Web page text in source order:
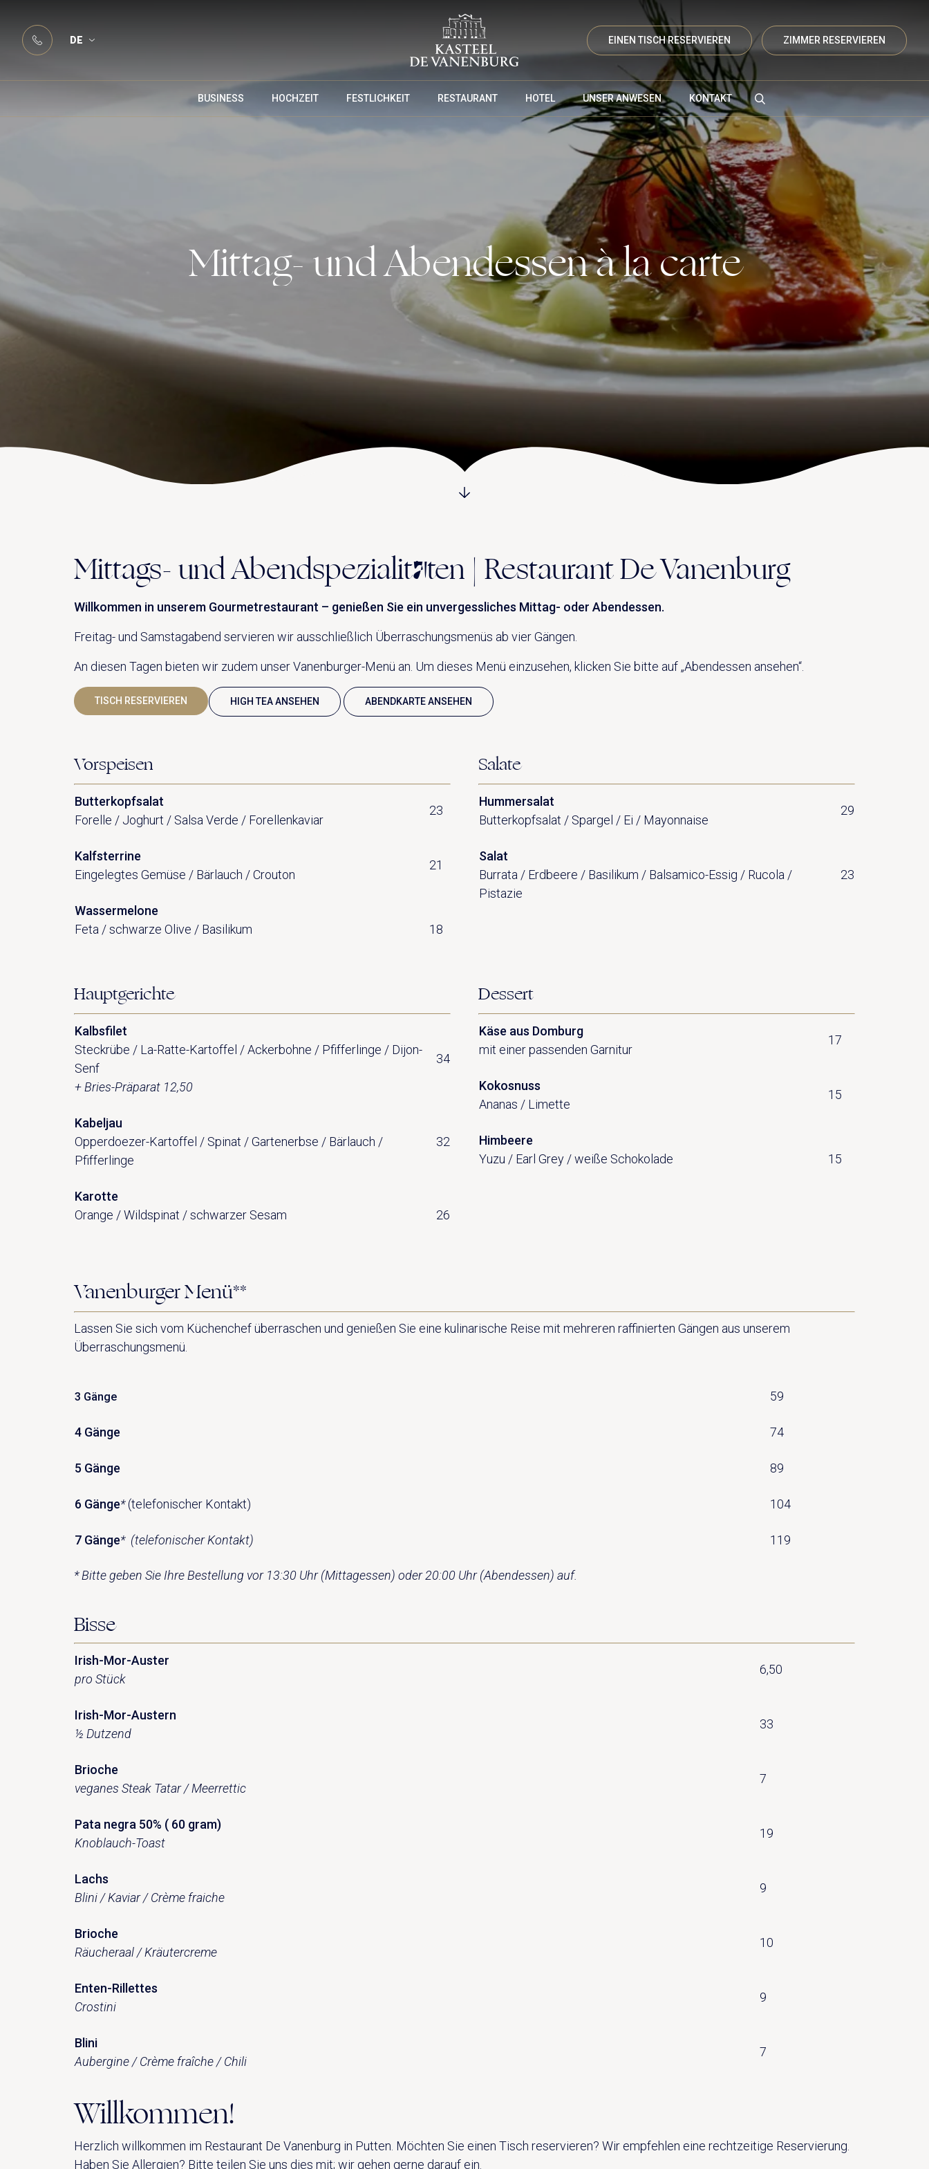
DE EINEN TISCH RESERVIEREN ZIMMER RESERVIEREN
BUSINESS HOCHZEIT FESTLICHKEIT RESTAURANT HOTEL UNSER ANWESEN KONTAKT
Vanenburgerallee 13
3882 RH Putten
Route plannen
info@vanenburg.nl
0341 375 454
Mittag- und Abendessen à la carte
Mittags- und Abendspezialitäten | Restaurant De Vanenburg
Willkommen in unserem Gourmetrestaurant – genießen Sie ein unvergessliches Mittag- oder Abendessen.
Freitag- und Samstagabend servieren wir ausschließlich Überraschungsmenüs ab vier Gängen.
An diesen Tagen bieten wir zudem unser Vanenburger-Menü an. Um dieses Menü einzusehen, klicken Sie bitte auf „Abendessen ansehen“.
TISCH RESERVIEREN HIGH TEA ANSEHEN ABENDKARTE ANSEHEN
Vorspeisen
Butterkopfsalat
Forelle / Joghurt / Salsa Verde / Forellenkaviar
23
Kalfsterrine
Eingelegtes Gemüse / Bärlauch / Crouton
21
Wassermelone
Feta / schwarze Olive / Basilikum
18
Salate
Hummersalat
Butterkopfsalat / Spargel / Ei / Mayonnaise
29
Salat
Burrata / Erdbeere / Basilikum / Balsamico-Essig / Rucola /
Pistazie
23
Hauptgerichte
Kalbsfilet
Steckrübe / La-Ratte-Kartoffel / Ackerbohne / Pfifferlinge / Dijon-
Senf
+ Bries-Präparat 12,50
34
Kabeljau
Opperdoezer-Kartoffel / Spinat / Gartenerbse / Bärlauch /
Pfifferlinge
32
Karotte
Orange / Wildspinat / schwarzer Sesam
26
Dessert
Käse aus Domburg
mit einer passenden Garnitur
17
Kokosnuss
Ananas / Limette
15
Himbeere
Yuzu / Earl Grey / weiße Schokolade
15
Vanenburger Menü**
Lassen Sie sich vom Küchenchef überraschen und genießen Sie eine kulinarische Reise mit mehreren raffinierten Gängen aus unserem
Überraschungsmenü.
3 Gänge 59
4 Gänge 74
5 Gänge 89
6 Gänge*(telefonischer Kontakt) 104
7 Gänge* (telefonischer Kontakt) 119
* Bitte geben Sie Ihre Bestellung vor 13:30 Uhr (Mittagessen) oder 20:00 Uhr (Abendessen) auf.
Bisse
Irish-Mor-Auster
pro Stück
6,50
Irish-Mor-Austern
½ Dutzend
33
Brioche
veganes Steak Tatar / Meerrettic
7
Pata negra 50% ( 60 gram)
Knoblauch-Toast
19
Lachs
Blini / Kaviar / Crème fraiche
9
Brioche
Räucheraal / Kräutercreme
10
Enten-Rillettes
Crostini
9
Blini
Aubergine / Crème fraîche / Chili
7
Willkommen!
Herzlich willkommen im Restaurant De Vanenburg in Putten. Möchten Sie einen Tisch reservieren? Wir empfehlen eine rechtzeitige Reservierung.
Haben Sie Allergien? Bitte teilen Sie uns dies mit; wir gehen gerne darauf ein.